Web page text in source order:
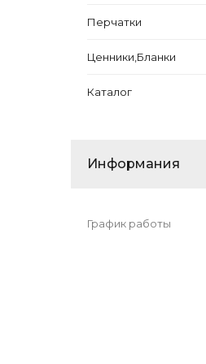
Перчатки
Ценники,Бланки
Каталог
Информания
График работы